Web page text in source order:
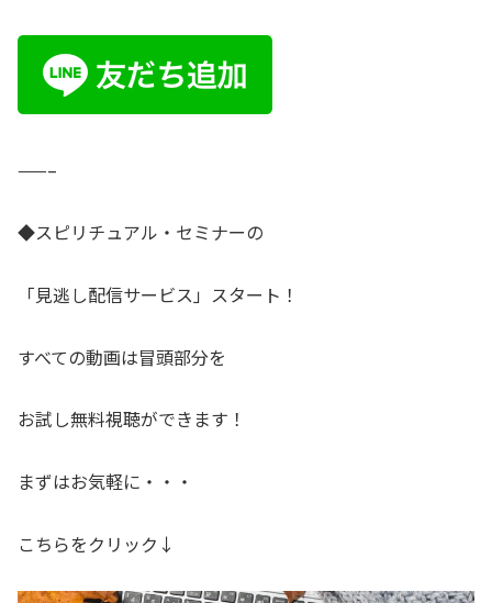
——–
◆スピリチュアル・セミナーの
「見逃し配信サービス」スタート！
すべての動画は冒頭部分を
お試し無料視聴ができます！
まずはお気軽に・・・
こちらをクリック↓